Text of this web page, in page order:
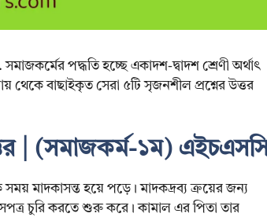
পদ্ধতি হচ্ছে একাদশ-দ্বাদশ শ্রেণী অর্থাৎ
থেকে বাছাইকৃত সেরা ৫টি সৃজনশীল প্রশ্নের উত্তর
| (সমাজকর্ম-১ম)
মাদকাসন্ত হয়ে পড়ে। মাদকদ্রব্য ক্রয়ের জন্য
চুরি করতে শুরু করে। কামাল এর পিতা তার